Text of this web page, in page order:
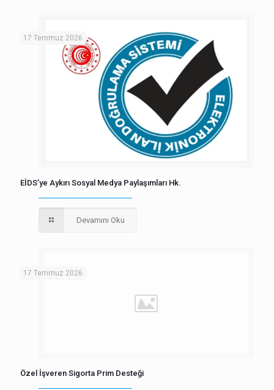
17 Temmuz 2026
EİDS’ye Aykırı Sosyal Medya Paylaşımları Hk.
Devamını Oku
17 Temmuz 2026
Özel İşveren Sigorta Prim Desteği